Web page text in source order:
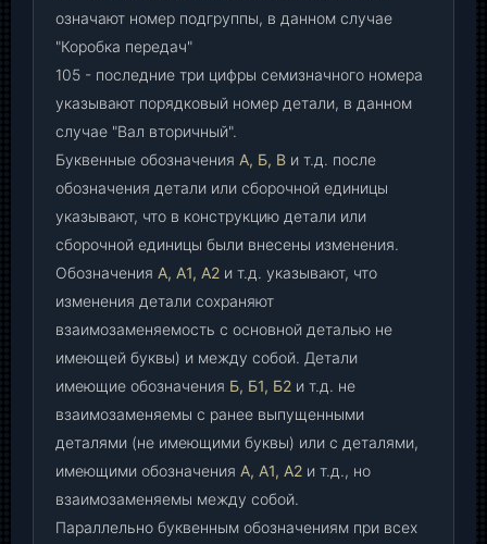
означают номер подгруппы, в данном случае
"Коробка передач"
105 - последние три цифры семизначного номера
указывают порядковый номер детали, в данном
случае "Вал вторичный".
Буквенные обозначения А, Б, В и т.д. после
обозначения детали или сборочной единицы
указывают, что в конструкцию детали или
сборочной единицы были внесены изменения.
Обозначения А, А1, А2 и т.д. указывают, что
изменения детали сохраняют
взаимозаменяемость с основной деталью не
имеющей буквы) и между собой. Детали
имеющие обозначения Б, Б1, Б2 и т.д. не
взаимозаменяемы с ранее выпущенными
деталями (не имеющими буквы) или с деталями,
имеющими обозначения А, А1, А2 и т.д., но
взаимозаменяемы между собой.
Параллельно буквенным обозначениям при всех